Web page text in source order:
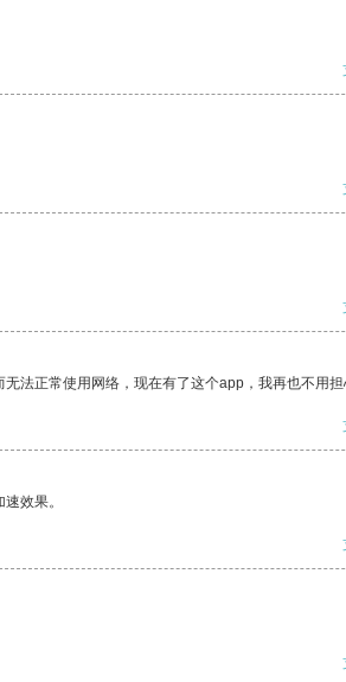
法正常使用网络，现在有了这个app，我再也不用担
效果。